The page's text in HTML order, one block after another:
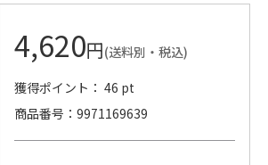
4,620円(送料別・税込)
獲得ポイント： 46 pt
商品番号
9971169639